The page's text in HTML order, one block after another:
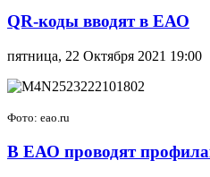
QR-коды вводят в ЕАО
пятница, 22 Октября 2021 19:00
Фото: eao.ru
В ЕАО проводят